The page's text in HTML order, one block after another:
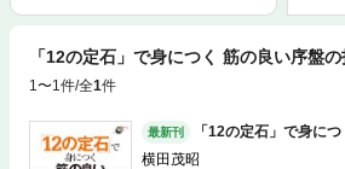
「12の定石」で身につく 筋の良い序盤
1〜1件/全1件
最新刊
「12の定石」で身に
横田茂昭